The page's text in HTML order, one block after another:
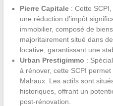
Pierre Capitale: Cette SCPI,
une réduction d’impôt
immobilier, composé de
majoritairement situé dans
locative, garantissant une
Urban Prestigimmo :
à rénover, cette SCPI
Malraux. Les actifs sont
historiques, offrant un
post-rénovation.